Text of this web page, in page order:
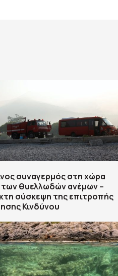
συναγερμός στη χώρα
θυελλωδών ανέμων –
σύσκεψη της επιτροπής
Κινδύνου